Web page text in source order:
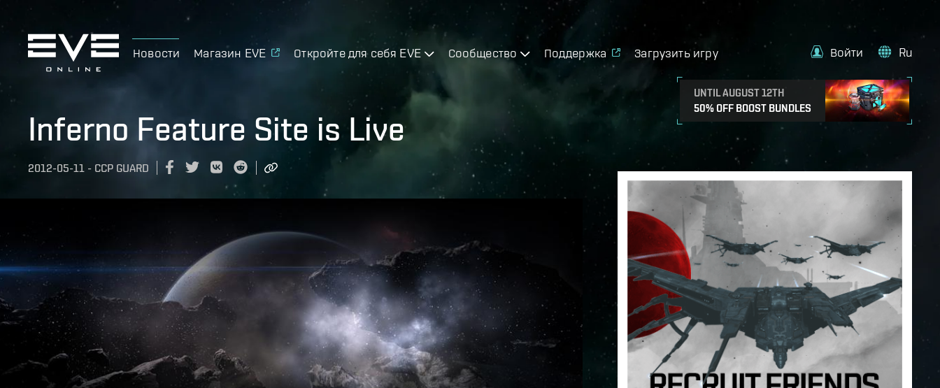
Новости Магазин EVE Откройте для себя EVE Сообщество Поддержка Загрузить игру
UNTIL AUGUST 12TH
50% OFF BOOST BUNDLES
Войти Ru
Inferno Feature Site is Live
2012-05-11 - CCP GUARD